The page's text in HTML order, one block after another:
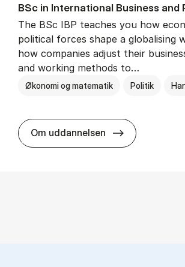
BSc in In­ter­na­tion­al Busi­ness and
The BSc IBP teaches you how
political forces shape a globalising
how companies adjust their
and working methods to…
Økonomi og matematik Politik
Om uddannelsen BSc in